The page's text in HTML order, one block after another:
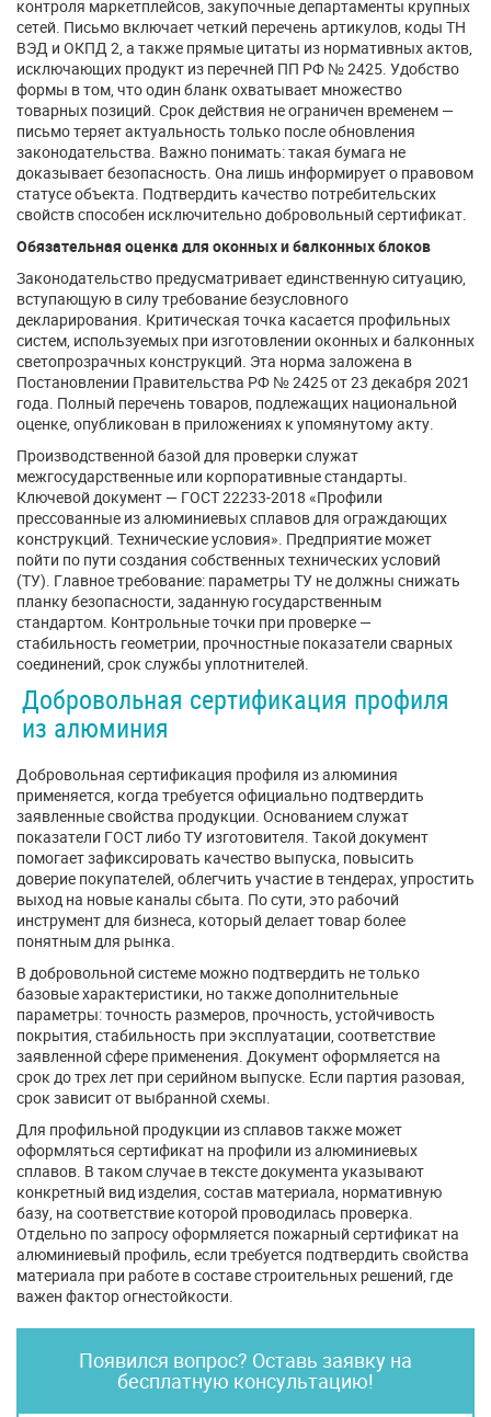
контроля маркетплейсов, закупочные департаменты крупных
сетей. Письмо включает четкий перечень артикулов, коды ТН
ВЭД и ОКПД 2, а также прямые цитаты из нормативных актов,
исключающих продукт из перечней ПП РФ № 2425. Удобство
формы в том, что один бланк охватывает множество
товарных позиций. Срок действия не ограничен временем —
письмо теряет актуальность только после обновления
законодательства. Важно понимать: такая бумага не
доказывает безопасность. Она лишь информирует о правовом
статусе объекта. Подтвердить качество потребительских
свойств способен исключительно добровольный сертификат.
Обязательная оценка для оконных и балконных блоков
Законодательство предусматривает единственную ситуацию,
вступающую в силу требование безусловного
декларирования. Критическая точка касается профильных
систем, используемых при изготовлении оконных и балконных
светопрозрачных конструкций. Эта норма заложена в
Постановлении Правительства РФ № 2425 от 23 декабря 2021
года. Полный перечень товаров, подлежащих национальной
оценке, опубликован в приложениях к упомянутому акту.
Производственной базой для проверки служат
межгосударственные или корпоративные стандарты.
Ключевой документ — ГОСТ 22233-2018 «Профили
прессованные из алюминиевых сплавов для ограждающих
конструкций. Технические условия». Предприятие может
пойти по пути создания собственных технических условий
(ТУ). Главное требование: параметры ТУ не должны снижать
планку безопасности, заданную государственным
стандартом. Контрольные точки при проверке —
стабильность геометрии, прочностные показатели сварных
соединений, срок службы уплотнителей.
Добровольная сертификация профиля
из алюминия
Добровольная сертификация профиля из алюминия
применяется, когда требуется официально подтвердить
заявленные свойства продукции. Основанием служат
показатели ГОСТ либо ТУ изготовителя. Такой документ
помогает зафиксировать качество выпуска, повысить
доверие покупателей, облегчить участие в тендерах, упростить
выход на новые каналы сбыта. По сути, это рабочий
инструмент для бизнеса, который делает товар более
понятным для рынка.
В добровольной системе можно подтвердить не только
базовые характеристики, но также дополнительные
параметры: точность размеров, прочность, устойчивость
покрытия, стабильность при эксплуатации, соответствие
заявленной сфере применения. Документ оформляется на
срок до трех лет при серийном выпуске. Если партия разовая,
срок зависит от выбранной схемы.
Для профильной продукции из сплавов также может
оформляться сертификат на профили из алюминиевых
сплавов. В таком случае в тексте документа указывают
конкретный вид изделия, состав материала, нормативную
базу, на соответствие которой проводилась проверка.
Отдельно по запросу оформляется пожарный сертификат на
алюминиевый профиль, если требуется подтвердить свойства
материала при работе в составе строительных решений, где
важен фактор огнестойкости.
Появился вопрос? Оставь заявку на
бесплатную консультацию!